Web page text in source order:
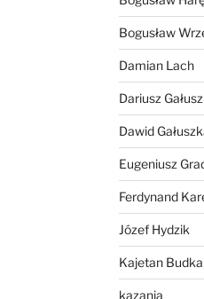
Bogusław
Damian Lach
Dariusz
Dawid
Eugeniusz
Ferdynand
Józef Hydzik
Kajetan Budka
kazania